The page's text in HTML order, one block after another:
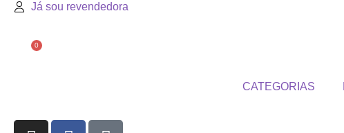
Já sou revendedora
0
CATEGORIAS